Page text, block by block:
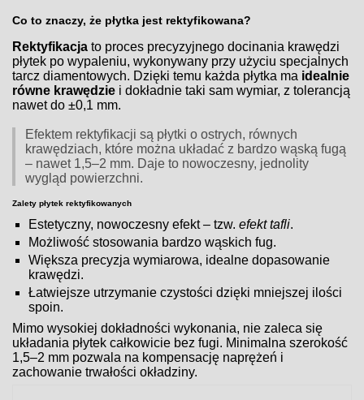
Co to znaczy, że płytka jest rektyfikowana?
Rektyfikacja to proces precyzyjnego docinania krawędzi
płytek po wypaleniu, wykonywany przy użyciu specjalnych
tarcz diamentowych. Dzięki temu każda płytka ma idealnie
równe krawędzie i dokładnie taki sam wymiar, z tolerancją
nawet do ±0,1 mm.
Efektem rektyfikacji są płytki o ostrych, równych
krawędziach, które można układać z bardzo wąską fugą
– nawet 1,5–2 mm. Daje to nowoczesny, jednolity
wygląd powierzchni.
Zalety płytek rektyfikowanych
Estetyczny, nowoczesny efekt – tzw.efekt tafli.
Możliwość stosowania bardzo wąskich fug.
Większa precyzja wymiarowa, idealne dopasowanie
krawędzi.
Łatwiejsze utrzymanie czystości dzięki mniejszej ilości
spoin.
Mimo wysokiej dokładności wykonania, nie zaleca się
układania płytek całkowicie bez fugi. Minimalna szerokość
1,5–2 mm pozwala na kompensację naprężeń i
zachowanie trwałości okładziny.